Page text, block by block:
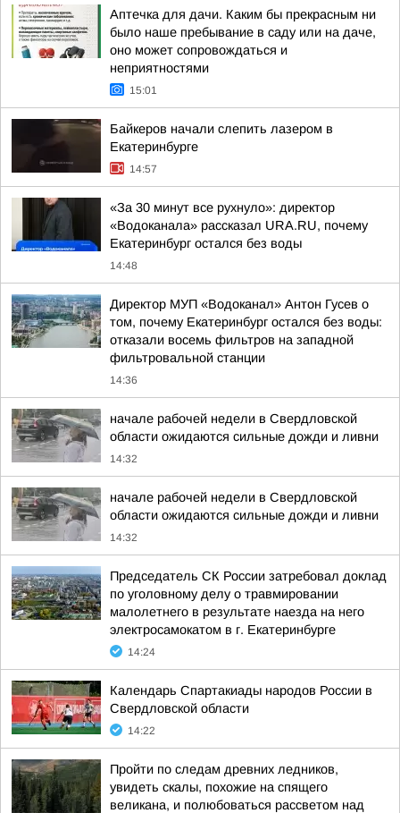
Аптечка для дачи. Каким бы прекрасным ни
было наше пребывание в саду или на даче,
оно может сопровождаться и
неприятностями
15:01
Байкеров начали слепить лазером в
Екатеринбурге
14:57
«За 30 минут все рухнуло»: директор
«Водоканала» рассказал URA.RU, почему
Екатеринбург остался без воды
14:48
Директор МУП «Водоканал» Антон Гусев о
том, почему Екатеринбург остался без воды:
отказали восемь фильтров на западной
фильтровальной станции
14:36
начале рабочей недели в Свердловской
области ожидаются сильные дожди и ливни
14:32
начале рабочей недели в Свердловской
области ожидаются сильные дожди и ливни
14:32
Председатель СК России затребовал доклад
по уголовному делу о травмировании
малолетнего в результате наезда на него
электросамокатом в г. Екатеринбурге
14:24
Календарь Спартакиады народов России в
Свердловской области
14:22
Пройти по следам древних ледников,
увидеть скалы, похожие на спящего
великана, и полюбоваться рассветом над